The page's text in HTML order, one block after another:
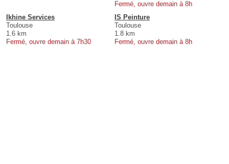
Fermé, ouvre demain à 8h
Ikhine Services
Toulouse
1.6 km
Fermé, ouvre demain à 7h30
IS Peinture
Toulouse
1.8 km
Fermé, ouvre demain à 8h